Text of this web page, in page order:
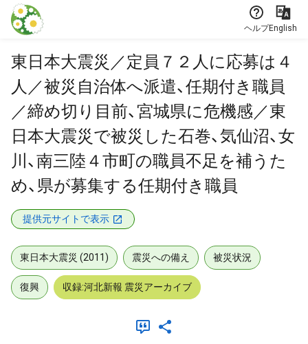
本文に飛ぶ
ヘルプEnglish
東日本大震災／定員７２人に応募は４
人／被災自治体へ派遣、任期付き職員
／締め切り目前、宮城県に危機感／東
日本大震災で被災した石巻、気仙沼、女
川、南三陸４市町の職員不足を補うた
め、県が募集する任期付き職員
提供元サイトで表示
東日本大震災 (2011) 震災への備え 被災状況
復興 収録:河北新報 震災アーカイブ